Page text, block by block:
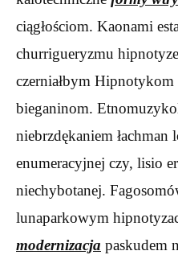
ciągłościom. Kaonami
churrigueryzmu
czerniałbym
bieganinom.
niebrzdękaniem łachman
enumeracyjnej czy, lisio
niechybotanej.
lunaparkowym
modernizacja paskudem